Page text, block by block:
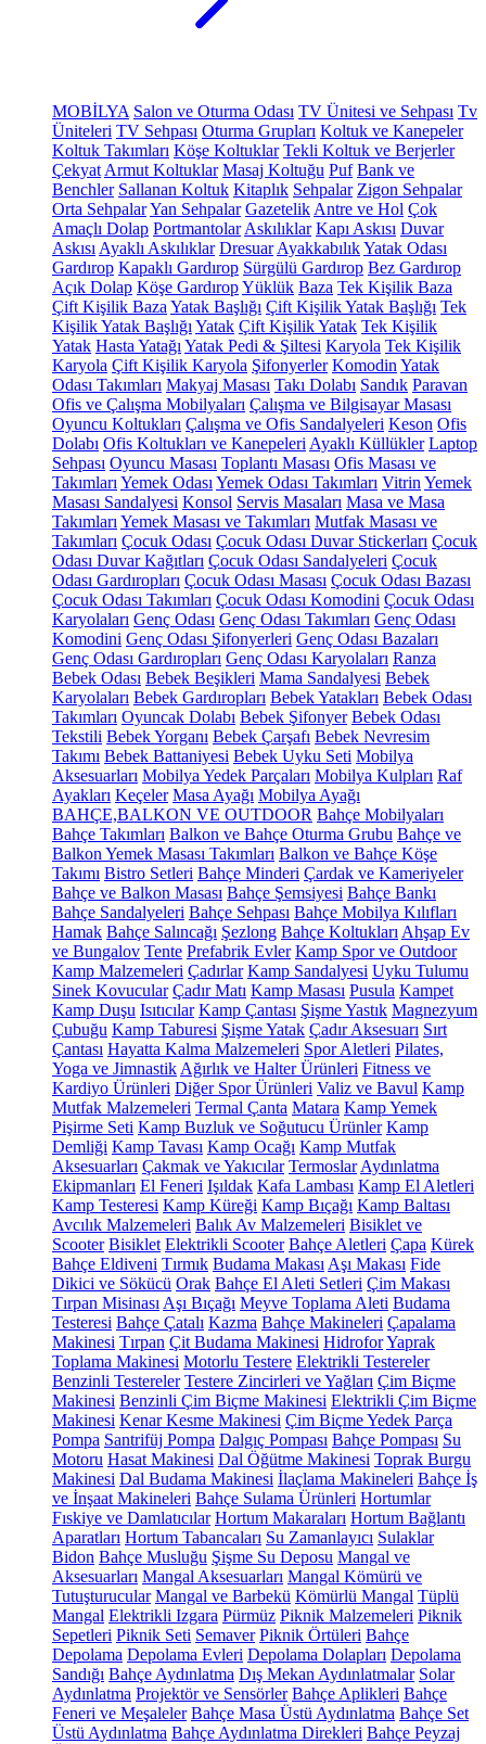
MOBİLYA Salon ve Oturma Odası TV Ünitesi ve Sehpası Tv
Üniteleri TV Sehpası Oturma Grupları Koltuk ve Kanepeler
Koltuk Takımları Köşe Koltuklar Tekli Koltuk ve Berjerler
Çekyat Armut Koltuklar Masaj Koltuğu Puf Bank ve
Benchler Sallanan Koltuk Kitaplık Sehpalar Zigon Sehpalar
Orta SehpalarYan Sehpalar Gazetelik Antre ve Hol Çok
Amaçlı Dolap Portmantolar Askılıklar Kapı Askısı Duvar
Askısı Ayaklı Askılıklar Dresuar AyakkabılıkYatak Odası
Gardırop Kapaklı Gardırop Sürgülü Gardırop Bez Gardırop
Açık Dolap Köşe GardıropYüklük Baza Tek Kişilik Baza
Çift Kişilik Baza Yatak Başlığı Çift Kişilik Yatak Başlığı Tek
Kişilik Yatak Başlığı Yatak Çift Kişilik Yatak Tek Kişilik
Yatak Hasta Yatağı Yatak Pedi & Şiltesi Karyola Tek Kişilik
Karyola Çift Kişilik Karyola Şifonyerler Komodin Yatak
Odası Takımları Makyaj Masası Takı Dolabı Sandık Paravan
Ofis ve Çalışma Mobilyaları Çalışma ve Bilgisayar Masası
Oyuncu Koltukları Çalışma ve Ofis Sandalyeleri Keson Ofis
Dolabı Ofis Koltukları ve Kanepeleri Ayaklı Küllükler Laptop
Sehpası Oyuncu Masası Toplantı Masası Ofis Masası ve
Takımları Yemek Odası Yemek Odası Takımları Vitrin Yemek
Masası Sandalyesi Konsol Servis Masaları Masa ve Masa
Takımları Yemek Masası ve Takımları Mutfak Masası ve
Takımları Çocuk Odası Çocuk Odası Duvar Stickerları Çocuk
Odası Duvar Kağıtları Çocuk Odası Sandalyeleri Çocuk
Odası Gardıropları Çocuk Odası Masası Çocuk Odası Bazası
Çocuk Odası Takımları Çocuk Odası Komodini Çocuk Odası
Karyolaları Genç Odası Genç Odası Takımları Genç Odası
Komodini Genç Odası Şifonyerleri Genç Odası Bazaları
Genç Odası Gardıropları Genç Odası Karyolaları Ranza
Bebek Odası Bebek Beşikleri Mama Sandalyesi Bebek
Karyolaları Bebek Gardıropları Bebek Yatakları Bebek Odası
Takımları Oyuncak Dolabı Bebek Şifonyer Bebek Odası
Tekstili Bebek Yorganı Bebek Çarşafı Bebek Nevresim
Takımı Bebek Battaniyesi Bebek Uyku Seti Mobilya
Aksesuarları Mobilya Yedek Parçaları Mobilya Kulpları Raf
Ayakları Keçeler Masa Ayağı Mobilya Ayağı
BAHÇE,BALKON VE OUTDOOR Bahçe Mobilyaları
Bahçe Takımları Balkon ve Bahçe Oturma Grubu Bahçe ve
Balkon Yemek Masası Takımları Balkon ve Bahçe Köşe
Takımı Bistro Setleri Bahçe Minderi Çardak ve Kameriyeler
Bahçe ve Balkon Masası Bahçe Şemsiyesi Bahçe Bankı
Bahçe Sandalyeleri Bahçe Sehpası Bahçe Mobilya Kılıfları
Hamak Bahçe Salıncağı Şezlong Bahçe Koltukları Ahşap Ev
ve Bungalov Tente Prefabrik Evler Kamp Spor ve Outdoor
Kamp Malzemeleri Çadırlar Kamp Sandalyesi Uyku Tulumu
Sinek Kovucular Çadır Matı Kamp Masası Pusula Kampet
Kamp Duşu Isıtıcılar Kamp Çantası Şişme Yastık Magnezyum
Çubuğu Kamp Taburesi Şişme Yatak Çadır Aksesuarı Sırt
Çantası Hayatta Kalma Malzemeleri Spor Aletleri Pilates,
Yoga ve Jimnastik Ağırlık ve Halter Ürünleri Fitness ve
Kardiyo Ürünleri Diğer Spor Ürünleri Valiz ve Bavul Kamp
Mutfak Malzemeleri Termal Çanta Matara Kamp Yemek
Pişirme Seti Kamp Buzluk ve Soğutucu Ürünler Kamp
Demliği Kamp Tavası Kamp Ocağı Kamp Mutfak
Aksesuarları Çakmak ve Yakıcılar Termoslar Aydınlatma
Ekipmanları El Feneri Işıldak Kafa Lambası Kamp El Aletleri
Kamp Testeresi Kamp Küreği Kamp Bıçağı Kamp Baltası
Avcılık Malzemeleri Balık Av Malzemeleri Bisiklet ve
Scooter Bisiklet Elektrikli Scooter Bahçe Aletleri Çapa Kürek
Bahçe Eldiveni Tırmık Budama Makası Aşı Makası Fide
Dikici ve Sökücü Orak Bahçe El Aleti Setleri Çim Makası
Tırpan Misinası Aşı Bıçağı Meyve Toplama Aleti Budama
Testeresi Bahçe Çatalı Kazma Bahçe Makineleri Çapalama
Makinesi Tırpan Çit Budama Makinesi HidroforYaprak
Toplama Makinesi Motorlu Testere Elektrikli Testereler
Benzinli Testereler Testere Zincirleri ve Yağları Çim Biçme
Makinesi Benzinli Çim Biçme Makinesi Elektrikli Çim Biçme
Makinesi Kenar Kesme Makinesi Çim Biçme Yedek Parça
Pompa Santrifüj Pompa Dalgıç Pompası Bahçe Pompası Su
Motoru Hasat Makinesi Dal Öğütme Makinesi Toprak Burgu
Makinesi Dal Budama Makinesi İlaçlama Makineleri Bahçe İş
ve İnşaat Makineleri Bahçe Sulama Ürünleri Hortumlar
Fıskiye ve Damlatıcılar Hortum Makaraları Hortum Bağlantı
Aparatları Hortum Tabancaları Su Zamanlayıcı Sulaklar
Bidon Bahçe Musluğu Şişme Su Deposu Mangal ve
Aksesuarları Mangal Aksesuarları Mangal Kömürü ve
Tutuşturucular Mangal ve Barbekü Kömürlü Mangal Tüplü
Mangal Elektrikli Izgara Pürmüz Piknik Malzemeleri Piknik
Sepetleri Piknik Seti Semaver Piknik Örtüleri Bahçe
Depolama Depolama Evleri Depolama Dolapları Depolama
Sandığı Bahçe Aydınlatma Dış Mekan Aydınlatmalar Solar
Aydınlatma Projektör ve Sensörler Bahçe Aplikleri Bahçe
Feneri ve Meşaleler Bahçe Masa Üstü Aydınlatma Bahçe Set
Üstü Aydınlatma Bahçe Aydınlatma Direkleri Bahçe Peyzaj